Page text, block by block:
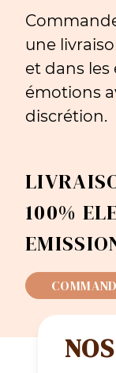
une
et dans les
émotions
discrétion.
100%